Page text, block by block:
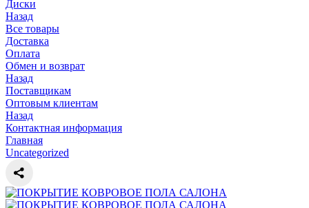
Диски
Назад
Все товары
Доставка
Оплата
Обмен и возврат
Назад
Поставщикам
Оптовым клиентам
Назад
Контактная информация
Главная
Uncategorized